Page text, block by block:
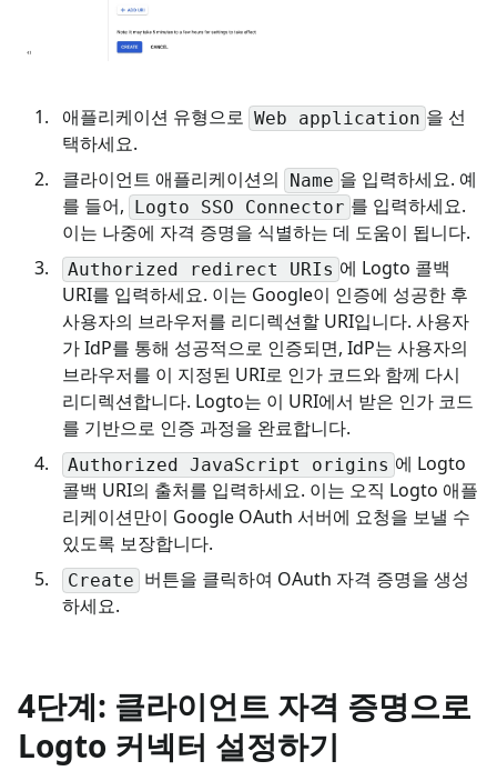
애플리케이션 유형으로 Web application 을 선
택하세요.
클라이언트 애플리케이션의
Name 을 입력하세요. 예
를 들어, Logto SSO Connector 를 입력하세요.
이는 나중에 자격 증명을 식별하는 데 도움이 됩니다.
Authorized redirect URIs 에 Logto 콜백
URI를 입력하세요. 이는 Google이 인증에 성공한 후
사용자의 브라우저를 리디렉션할 URI입니다. 사용자
가 IdP를 통해 성공적으로 인증되면, IdP는 사용자의
브라우저를 이 지정된 URI로 인가 코드와 함께 다시
리디렉션합니다. Logto는 이 URI에서 받은 인가 코드
를 기반으로 인증 과정을 완료합니다.
Authorized JavaScript origins 에 Logto
콜백 URI의 출처를 입력하세요. 이는 오직 Logto 애플
리케이션만이 Google OAuth 서버에 요청을 보낼 수
있도록 보장합니다.
Create 버튼을 클릭하여 OAuth 자격 증명을 생성
하세요.
4단계: 클라이언트 자격 증명으로
Logto 커넥터 설정하기